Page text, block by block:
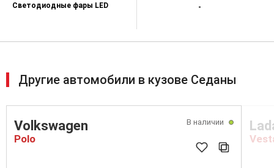
Светодиодные фары LED -
Другие автомобили в кузове Седаны
В наличии
Volkswagen
Polo